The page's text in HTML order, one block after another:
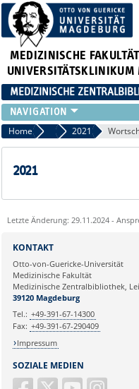
MEDIZINISCHE FAKULTÄT
MEDIZINISCHE
LITERATURSUCHE
SERVICE
INFORMATIONSKOMPETENZ
PUBLIZIEREN
NEU HIER?
Home Lesungen
2021
2021
Letzte Änderung: 29.11.2024 -
SOZIALE MEDIEN
KONTAKT
Otto-von-Guericke-Universität
Medizinische Fakultät
Medizinische Zentralbibliothek,
39120 Magdeburg
Tel.: +49-391-67-14300
Fax: +49-391-67-290409
Impressum